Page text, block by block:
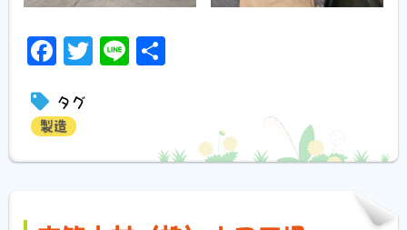
Facebook
Twitter
Line
タグ
製造